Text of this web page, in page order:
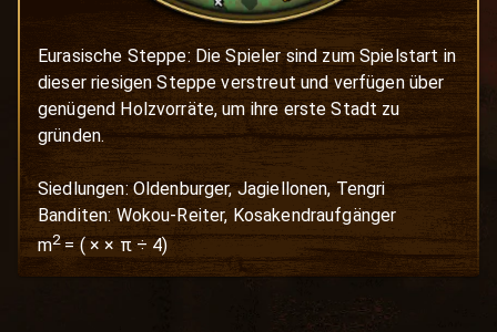
Eurasische Steppe: Die Spieler sind zum Spielstart in
dieser riesigen Steppe verstreut und verfügen über
genügend Holzvorräte, um ihre erste Stadt zu
gründen.
Siedlungen: Oldenburger, Jagiellonen, Tengri
Banditen: Wokou-Reiter, Kosakendraufgänger
m2=(× × π ÷ 4)